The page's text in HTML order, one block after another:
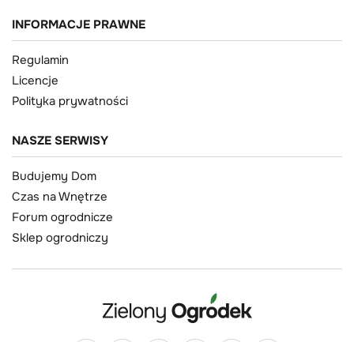
INFORMACJE PRAWNE
Regulamin
Licencje
Polityka prywatności
NASZE SERWISY
Budujemy Dom
Czas na Wnętrze
Forum ogrodnicze
Sklep ogrodniczy